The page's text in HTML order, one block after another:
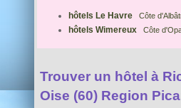
hôtels Le Havre Côte
hôtels Wimereux Côte
Trouver un hôtel à
Oise (60) Region